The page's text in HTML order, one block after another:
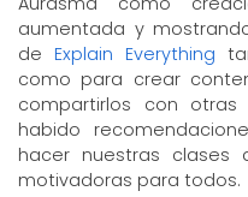
aumentada y
de Explain Everything
como para crear
compartirlos con
habido
hacer nuestras clases
motivadoras para todos.